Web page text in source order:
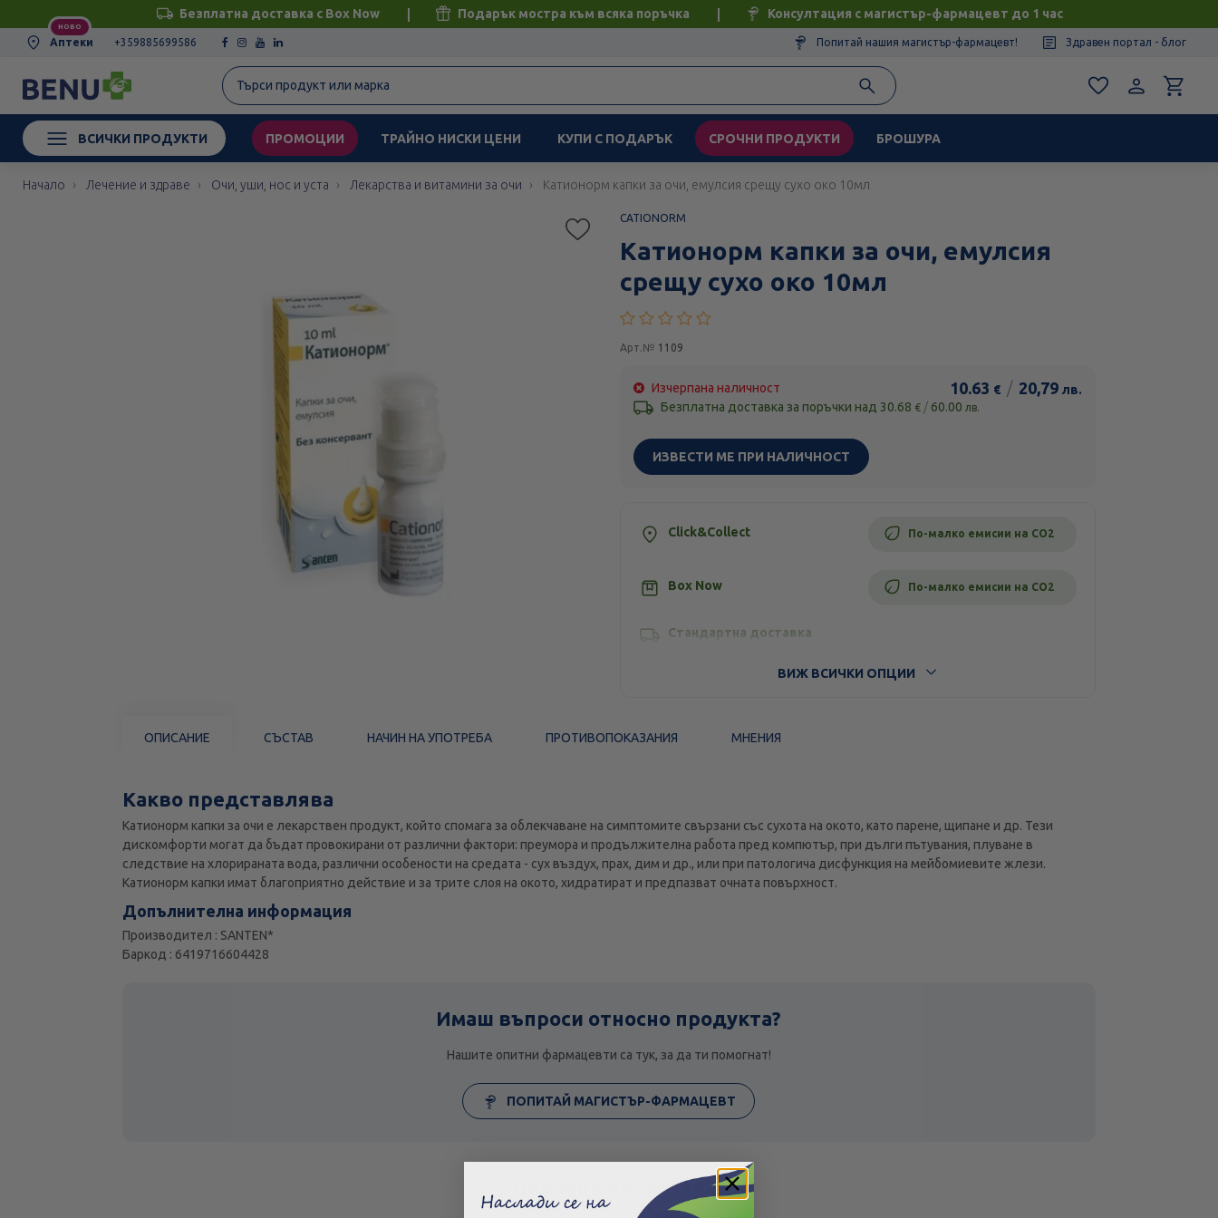
Безплатна доставка с Box Now Подарък мостра към всяка поръчка Консултация с магистър-фармацевт до 1 час
НОВО
Аптеки +359885699586 Попитай нашия магистър-фармацевт! Здравен портал - блог
ВСИЧКИ ПРОДУКТИ ПРОМОЦИИ ТРАЙНО НИСКИ ЦЕНИ КУПИ С ПОДАРЪК СРОЧНИ ПРОДУКТИ БРОШУРА
Начало Лечение и здраве Очи, уши, нос и уста Лекарства и витамини за очи Катионорм капки за очи, емулсия срещу сухо око 10мл
CATIONORM
Катионорм капки за очи, емулсия
срещу сухо око 10мл
Арт.№ 1109
Изчерпана наличност 10.63 € / 20,79 лв.
Безплатна доставка за поръчки над 30.68 € / 60.00 лв.
ИЗВЕСТИ МЕ ПРИ НАЛИЧНОСТ
Click&Collect По-малко емисии на CO2
Box Now По-малко емисии на CO2
Стандартна доставка
ВИЖ ВСИЧКИ ОПЦИИ
ОПИСАНИЕ СЪСТАВ НАЧИН НА УПОТРЕБА ПРОТИВОПОКАЗАНИЯ МНЕНИЯ
Какво представлява
Катионорм капки за очи е лекарствен продукт, който спомага за облекчаване на симптомите свързани със сухота на окото, като парене, щипане и др. Тези
дискомфорти могат да бъдат провокирани от различни фактори: преумора и продължителна работа пред компютър, при дълги пътувания, плуване в
следствие на хлорираната вода, различни особености на средата - сух въздух, прах, дим и др., или при патологича дисфункция на мейбомиевите жлези.
Катионорм капки имат благоприятно действие и за трите слоя на окото, хидратират и предпазват очната повърхност.
Допълнителна информация
Производител : SANTEN*
Баркод : 6419716604428
Имаш въпроси относно продукта?
Нашите опитни фармацевти са тук, за да ти помогнат!
ПОПИТАЙ МАГИСТЪР-ФАРМАЦЕВТ
Подобни продукти